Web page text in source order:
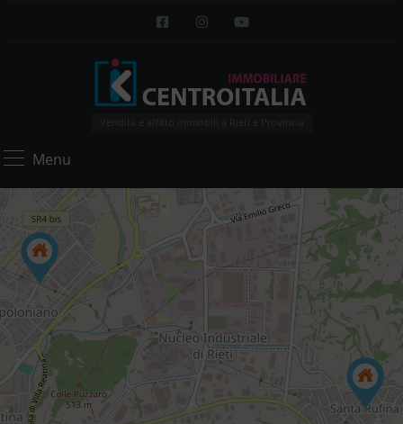
Vendita e affitto immobili a Rieti e Provincia
Menu